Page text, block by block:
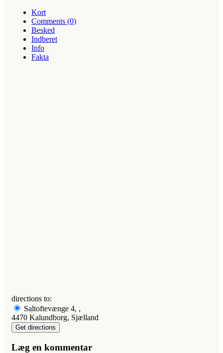
Kort
Comments (0)
Besked
Indberet
Info
Fakta
directions to:
Saltoftevænge 4, ,
4470 Kalundborg, Sjælland
Læg en kommentar